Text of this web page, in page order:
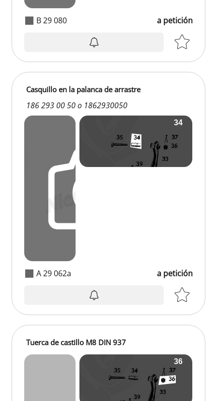
B 29 080 a petición
A 29 062a
Casquillo en la palanca de arrastre
186 293 00 50 o 1862930050
a petición
Tuerca de castillo M8 DIN 937